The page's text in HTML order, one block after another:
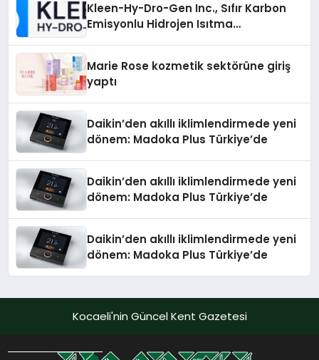
Kleen-Hy-Dro-Gen Inc., Sıfır Karbon
Emisyonlu Hidrojen Isıtma
Marie Rose kozmetik sektörüne giriş
yaptı
Daikin’den akıllı iklimlendirmede yeni
dönem: Madoka Plus Türkiye’de
Daikin’den akıllı iklimlendirmede yeni
dönem: Madoka Plus Türkiye’de
Daikin’den akıllı iklimlendirmede yeni
dönem: Madoka Plus Türkiye’de
Kocaeli'nin Güncel Kent Gazetesi